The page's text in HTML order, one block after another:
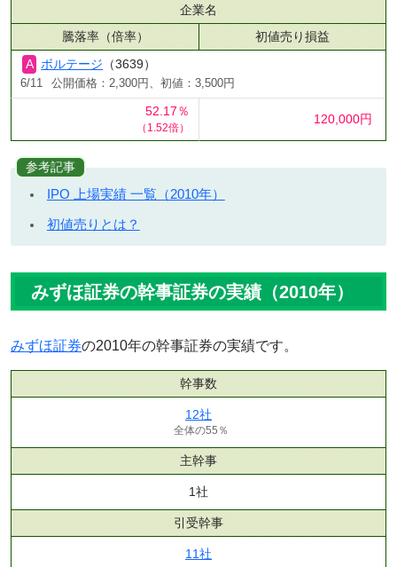
企業名
騰落率（倍率）
初値売り損益
ボルテージ （3639）
6/11 公開価格：2,300円、初値：3,500円
52.17％
（1.52倍）
120,000円
参考記事
IPO 上場実績 一覧（2010年）
初値売りとは？
みずほ証券の幹事証券の実績（2010年）
みずほ証券の2010年の幹事証券の実績です。
幹事数
12社
全体の55％
主幹事
1社
引受幹事
11社